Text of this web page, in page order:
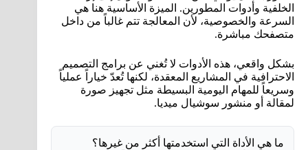
الخلفية وأدوات المطورين. الميزة الأساسية هنا هي
السرعة والخصوصية، لأن المعالجة تتم غالباً من داخل
متصفحك مباشرة.
بشكل واقعي، هذه الأدوات لا تُغني عن برامج التصميم
الاحترافية في المشاريع المعقدة، لكنها تُعدّ خياراً عملياً
وسريعاً للمهام اليومية البسيطة مثل تجهيز صورة
لمقالة أو منشور سوشيال ميديا.
ما هي الأداة التي استخدمتها أكثر من غيرها؟